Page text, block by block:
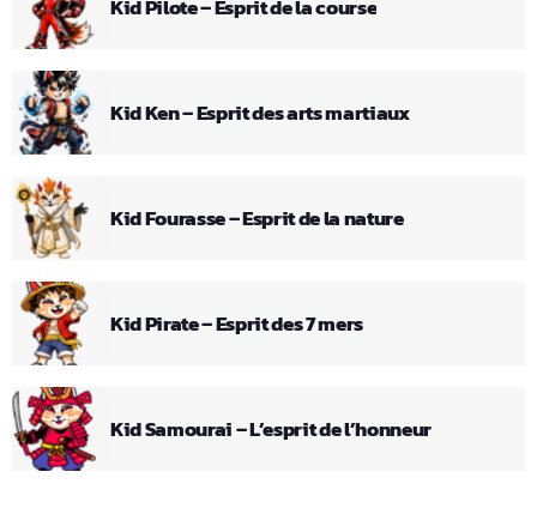
Kid Pilote – Esprit de la course
Kid Ken – Esprit des arts martiaux
Kid Fourasse – Esprit de la nature
Kid Pirate – Esprit des 7 mers
Kid Samourai – L’esprit de l’honneur